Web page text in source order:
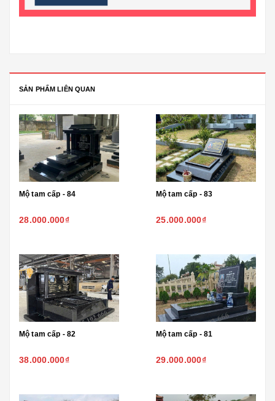
SẢN PHẨM LIÊN QUAN
Mộ tam cấp - 84
28.000.000₫
Mộ tam cấp - 83
25.000.000₫
Mộ tam cấp - 82
38.000.000₫
Mộ tam cấp - 81
29.000.000₫